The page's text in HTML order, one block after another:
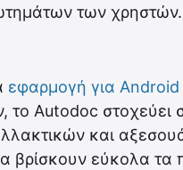
των χρηστών.
εφαρμογή για Android
το Autodoc στοχεύει
και
βρίσκουν εύκολα τα